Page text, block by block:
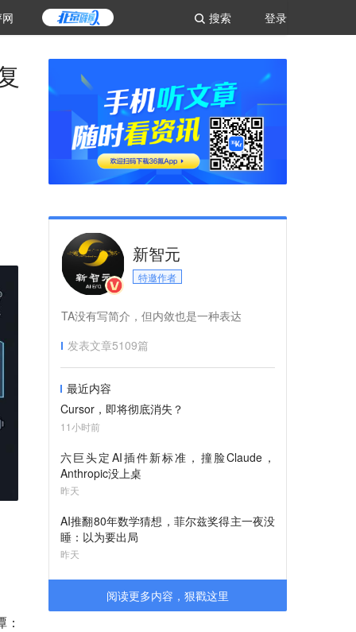
登录
搜索
新智元
特邀作者
TA没有写简介，但内敛也是一种表达
发表文章5109篇
最近内容
Cursor，即将彻底消失？
11小时前
六巨头定AI插件新标准，撞脸Claude，
Anthropic没上桌
昨天
AI推翻80年数学猜想，菲尔兹奖得主一夜没
睡：以为要出局
昨天
阅读更多内容，狠戳这里